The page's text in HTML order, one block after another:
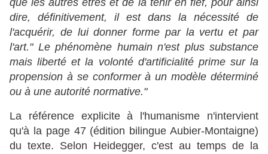
que les autres êtres et de la tenir en fief, pour ainsi
dire, définitivement, il est dans la nécessité de
l'acquérir, de lui donner forme par la vertu et par
l'art." Le phénomène humain n'est plus substance
mais liberté et la volonté d'artificialité prime sur la
propension à se conformer à un modèle déterminé
ou à une autorité normative."
La référence explicite à l'humanisme n'intervient
qu'à la page 47 (édition bilingue Aubier-Montaigne)
du texte. Selon Heidegger, c'est au temps de la